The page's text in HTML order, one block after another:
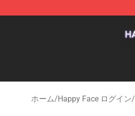
ホーム/Happy Face ログイン/